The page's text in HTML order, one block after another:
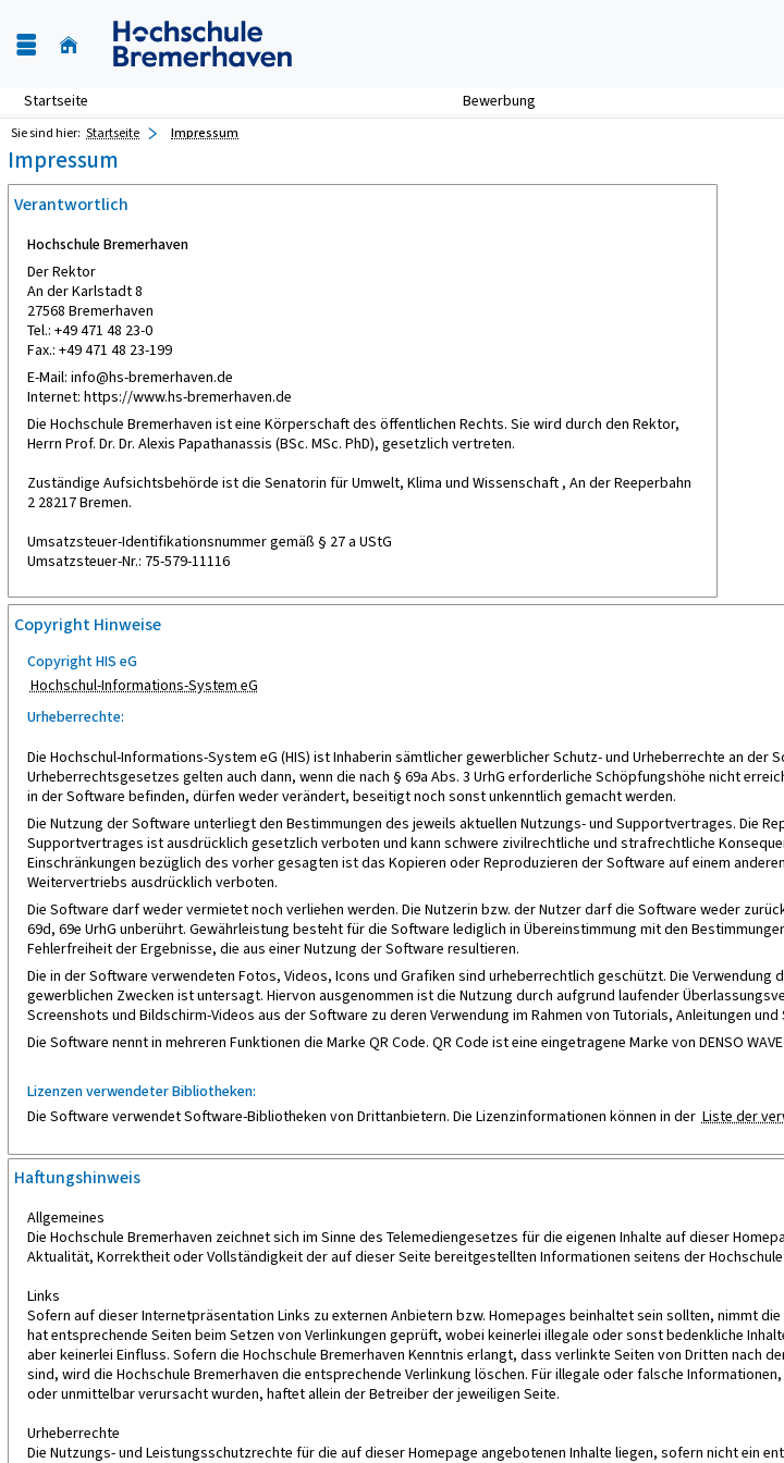
Startseite Bewerbung
Sie sind hier: Startseite Impressum
Impressum
Verantwortlich
Hochschule Bremerhaven
Der Rektor
An der Karlstadt 8
27568 Bremerhaven
Tel.: +49 471 48 23-0
Fax.: +49 471 48 23-199
E-Mail: info@hs-bremerhaven.de
Internet: https://www.hs-bremerhaven.de
Die Hochschule Bremerhaven ist eine Körperschaft des öffentlichen Rechts. Sie wird durch den Rektor,
Herrn Prof. Dr. Dr. Alexis Papathanassis (BSc. MSc. PhD), gesetzlich vertreten.
Zuständige Aufsichtsbehörde ist die Senatorin für Umwelt, Klima und Wissenschaft , An der Reeperbahn
2 28217 Bremen.
Umsatzsteuer-Identifikationsnummer gemäß § 27 a UStG
Umsatzsteuer-Nr.: 75-579-11116
Copyright Hinweise
Copyright HIS eG
Hochschul-Informations-System eG
Urheberrechte:
Die Hochschul-Informations-System eG (HIS) ist Inhaberin sämtlicher gewerblicher Schutz- und Urheberrechte an
Urheberrechtsgesetzes gelten auch dann, wenn die nach § 69a Abs. 3 UrhG erforderliche Schöpfungshöhe nicht
in der Software befinden, dürfen weder verändert, beseitigt noch sonst unkenntlich gemacht werden.
Die Nutzung der Software unterliegt den Bestimmungen des jeweils aktuellen Nutzungs- und Supportvertrages. Die
Supportvertrages ist ausdrücklich gesetzlich verboten und kann schwere zivilrechtliche und strafrechtliche
Einschränkungen bezüglich des vorher gesagten ist das Kopieren oder Reproduzieren der Software auf einem
Weitervertriebs ausdrücklich verboten.
Die Software darf weder vermietet noch verliehen werden. Die Nutzerin bzw. der Nutzer darf die Software weder
69d, 69e UrhG unberührt. Gewährleistung besteht für die Software lediglich in Übereinstimmung mit den
Fehlerfreiheit der Ergebnisse, die aus einer Nutzung der Software resultieren.
Die in der Software verwendeten Fotos, Videos, Icons und Grafiken sind urheberrechtlich geschützt. Die
gewerblichen Zwecken ist untersagt. Hiervon ausgenommen ist die Nutzung durch aufgrund laufender
Screenshots und Bildschirm-Videos aus der Software zu deren Verwendung im Rahmen von Tutorials, Anleitungen
Die Software nennt in mehreren Funktionen die Marke QR Code. QR Code ist eine eingetragene Marke von DENSO WAVE
Lizenzen verwendeter Bibliotheken:
Die Software verwendet Software-Bibliotheken von Drittanbietern. Die Lizenzinformationen können in der Liste der
Haftungshinweis
Allgemeines
Die Hochschule Bremerhaven zeichnet sich im Sinne des Telemediengesetzes für die eigenen Inhalte auf dieser
Aktualität, Korrektheit oder Vollständigkeit der auf dieser Seite bereitgestellten Informationen seitens der
Links
Sofern auf dieser Internetpräsentation Links zu externen Anbietern bzw. Homepages beinhaltet sein sollten, nimmt
hat entsprechende Seiten beim Setzen von Verlinkungen geprüft, wobei keinerlei illegale oder sonst bedenkliche
aber keinerlei Einfluss. Sofern die Hochschule Bremerhaven Kenntnis erlangt, dass verlinkte Seiten von Dritten nach
sind, wird die Hochschule Bremerhaven die entsprechende Verlinkung löschen. Für illegale oder falsche
oder unmittelbar verursacht wurden, haftet allein der Betreiber der jeweiligen Seite.
Urheberrechte
Die Nutzungs- und Leistungsschutzrechte für die auf dieser Homepage angebotenen Inhalte liegen, sofern nicht ein